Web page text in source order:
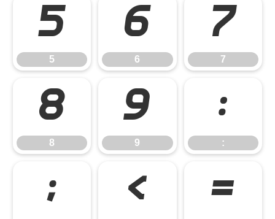
5
5
6
6
7
7
8
8
9
9
:
:
; < =